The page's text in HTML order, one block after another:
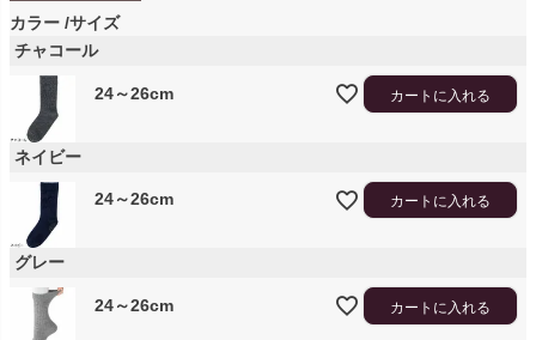
カラー サイズ
チャコール
24～26cm カートに入れる
ネイビー
24～26cm カートに入れる
グレー
24～26cm カートに入れる